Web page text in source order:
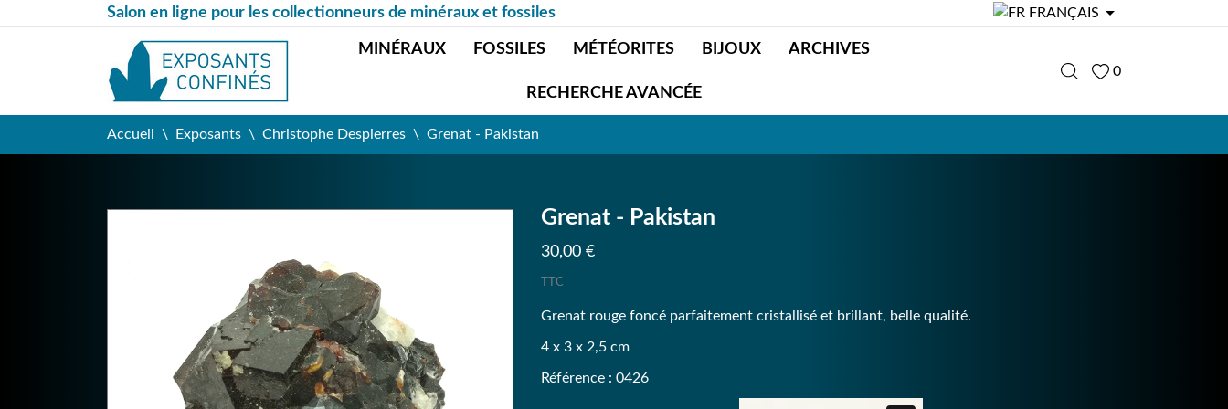
Salon en ligne pour les collectionneurs de minéraux et fossiles FRANÇAIS 
MINÉRAUX FOSSILES MÉTÉORITES BIJOUX ARCHIVES
RECHERCHE AVANCÉE
0
Accueil Exposants Christophe Despierres Grenat - Pakistan
Grenat - Pakistan
30,00 €
TTC
Grenat rouge foncé parfaitement cristallisé et brillant, belle qualité.
4 x 3 x 2,5 cm
Référence : 0426